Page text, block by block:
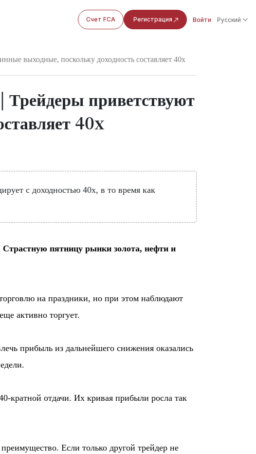
Счет FCA Регистрация Войти Русский
выходные, поскольку доходность составляет 40x
приветствуют
40x
с доходностью 40x, в то время как
пятницу рынки золота, нефти и
на праздники, но при этом наблюдают
активно торгует.
прибыль из дальнейшего снижения оказались
кратной отдачи. Их кривая прибыли росла так
Если только другой трейдер не